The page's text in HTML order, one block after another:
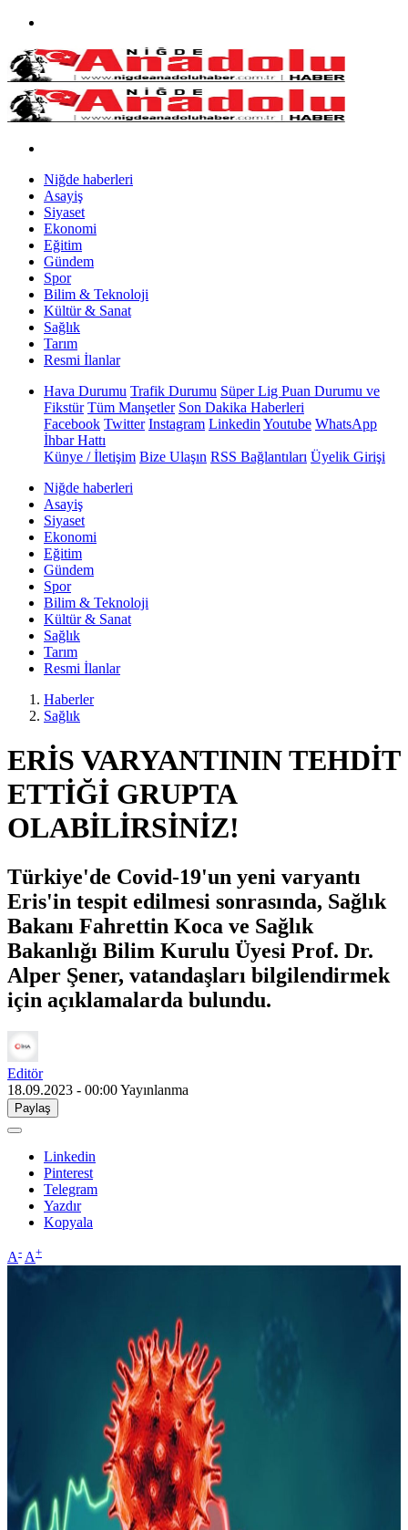
Niğde haberleri
Asayiş
Siyaset
Ekonomi
Eğitim
Gündem
Spor
Bilim & Teknoloji
Kültür & Sanat
Sağlık
Tarım
Resmi İlanlar
Hava Durumu Trafik Durumu Süper Lig Puan Durumu ve
Fikstür Tüm Manşetler Son Dakika Haberleri
Facebook Twitter Instagram Linkedin Youtube WhatsApp
İhbar Hattı
Künye / İletişim Bize Ulaşın RSS Bağlantıları Üyelik Girişi
Niğde haberleri
Asayiş
Siyaset
Ekonomi
Eğitim
Gündem
Spor
Bilim & Teknoloji
Kültür & Sanat
Sağlık
Tarım
Resmi İlanlar
Haberler
Sağlık
ERİS VARYANTININ TEHDİT
ETTİĞİ GRUPTA
OLABİLİRSİNİZ!
Türkiye'de Covid-19'un yeni varyantı
Eris'in tespit edilmesi sonrasında, Sağlık
Bakanı Fahrettin Koca ve Sağlık
Bakanlığı Bilim Kurulu Üyesi Prof. Dr.
Alper Şener, vatandaşları bilgilendirmek
için açıklamalarda bulundu.
Editör
18.09.2023 - 00:00Yayınlanma
Paylaş
Linkedin
Pinterest
Telegram
Yazdır
Kopyala
A- A+